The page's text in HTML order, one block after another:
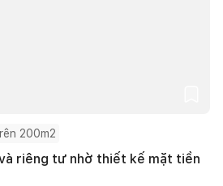
200m2
riêng tư nhờ thiết kế mặt tiền